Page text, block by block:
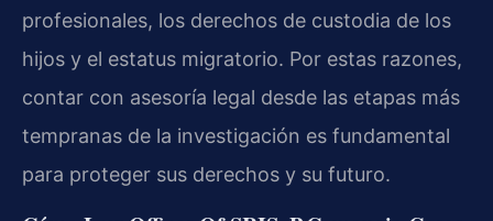
profesionales, los derechos de custodia de los
hijos y el estatus migratorio. Por estas razones,
contar con asesoría legal desde las etapas más
tempranas de la investigación es fundamental
para proteger sus derechos y su futuro.